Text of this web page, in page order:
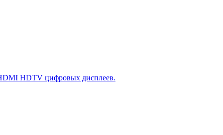
HDTV цифровых дисплеев.